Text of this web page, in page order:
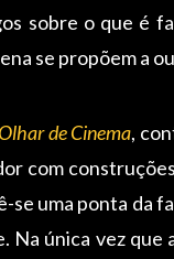
sobre o que é
se propõem a
Olhar de Cinema,
com
se uma ponta da
Na única vez